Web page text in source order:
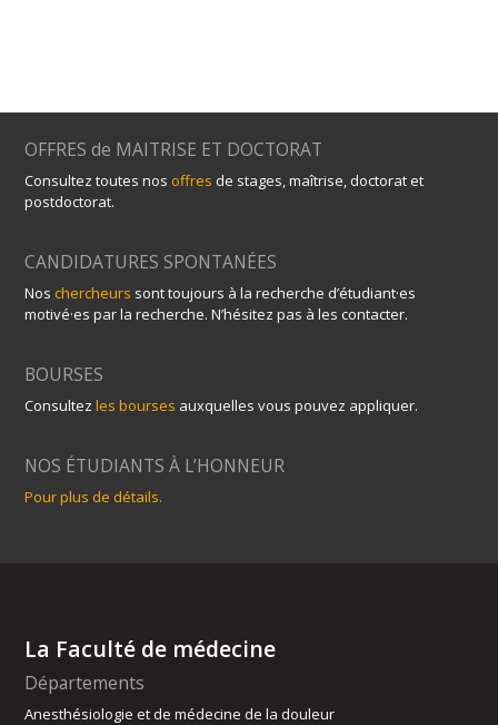
OFFRES de MAITRISE ET DOCTORAT
Consultez toutes nos offres de stages, maîtrise, doctorat et
postdoctorat.
CANDIDATURES SPONTANÉES
Noschercheurs sont toujours à la recherche d’étudiant·es
motivé·es par la recherche. N’hésitez pas à les contacter.
BOURSES
Consultezles bourses auxquelles vous pouvez appliquer.
NOS ÉTUDIANTS À L’HONNEUR
Pour plus de détails.
La Faculté de médecine
Départements
Anesthésiologie et de médecine de la douleur